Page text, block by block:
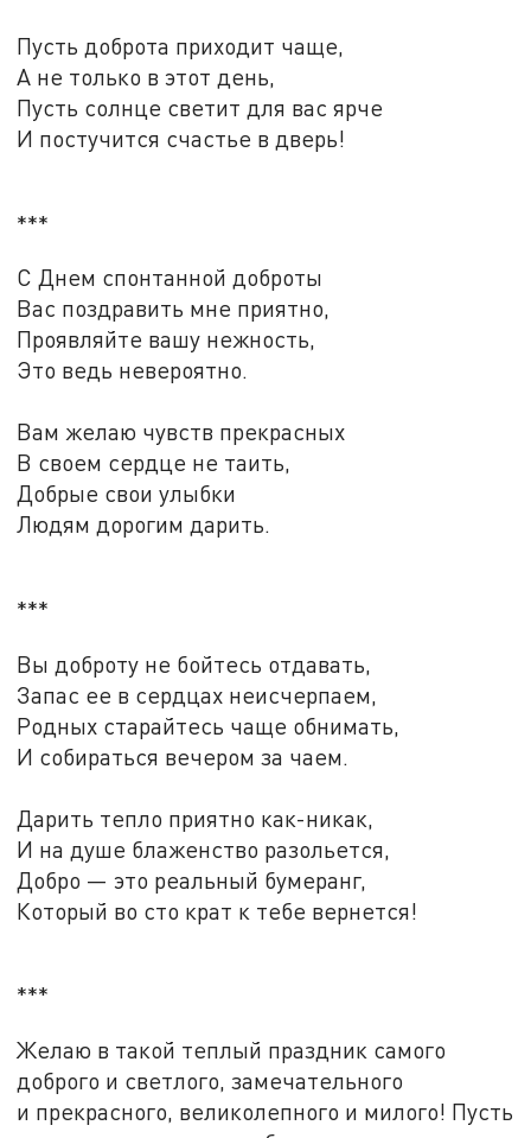
Пусть доброта приходит чаще,
А не только в этот день,
Пусть солнце светит для вас ярче
И постучится счастье в дверь!
***
С Днем спонтанной доброты
Вас поздравить мне приятно,
Проявляйте вашу нежность,
Это ведь невероятно.
Вам желаю чувств прекрасных
В своем сердце не таить,
Добрые свои улыбки
Людям дорогим дарить.
***
Вы доброту не бойтесь отдавать,
Запас ее в сердцах неисчерпаем,
Родных старайтесь чаще обнимать,
И собираться вечером за чаем.
Дарить тепло приятно как-никак,
И на душе блаженство разольется,
Добро — это реальный бумеранг,
Который во сто крат к тебе вернется!
***
Желаю в такой теплый праздник самого
доброго и светлого, замечательного
и прекрасного, великолепного и милого! Пусть